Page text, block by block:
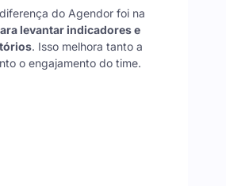
do Agendor foi na
levantar indicadores e
. Isso melhora tanto a
o engajamento do time.